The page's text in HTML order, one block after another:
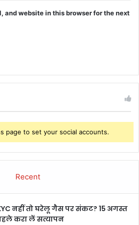
and website in this browser for the next
page to set your social accounts.
Recent
नहीं तो घरेलू गैस पर संकट? 15 अगस्त
करा लें सत्यापन